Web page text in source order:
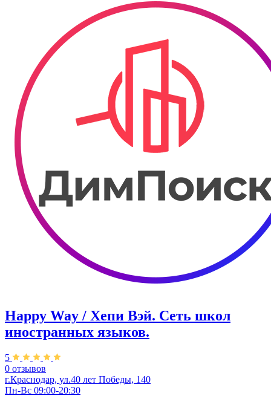
Happy Way / Хепи Вэй. Сеть школ
иностранных языков.
5
0 отзывов
г.Краснодар, ул.40 лет Победы, 140
Пн-Вс 09:00-20:30